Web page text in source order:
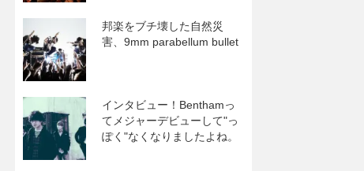
邦楽をブチ壊した自然災
害、9mm parabellum bullet
インタビュー！Benthamっ
てメジャーデビューして"っ
ぽく"なくなりましたよね。